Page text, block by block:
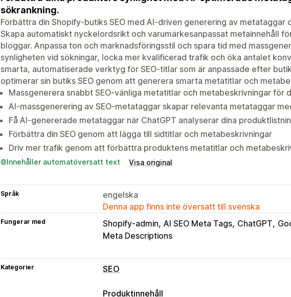
sökrankning.
Förbättra din Shopify-butiks SEO med AI-driven generering av metataggar
Skapa automatiskt nyckelordsrikt och varumärkesanpassat metainnehåll
bloggar. Anpassa ton och marknadsföringsstil och spara tid med
synligheten vid sökningar, locka mer kvalificerad trafik och öka antalet
smarta, automatiserade verktyg för SEO-titlar som är anpassade efter
optimerar sin butiks SEO genom att generera smarta metatitlar och
Massgenerera snabbt SEO-vänliga metatitlar och metabeskrivningar för
AI-massgenerering av SEO-metataggar skapar relevanta metataggar
Få AI-genererade metataggar när ChatGPT analyserar dina
Förbättra din SEO genom att lägga till sidtitlar och metabeskrivningar
Driv mer trafik genom att förbättra produktens metatitlar och
Innehåller automatöversatt text Visa original
Språk
engelska
Denna app finns inte översatt till svenska
Fungerar med Shopify-admin AI SEO Meta Tags ChatGPT
Meta Descriptions
Kategorier SEO
SEO-verktyg
Produktinnehåll